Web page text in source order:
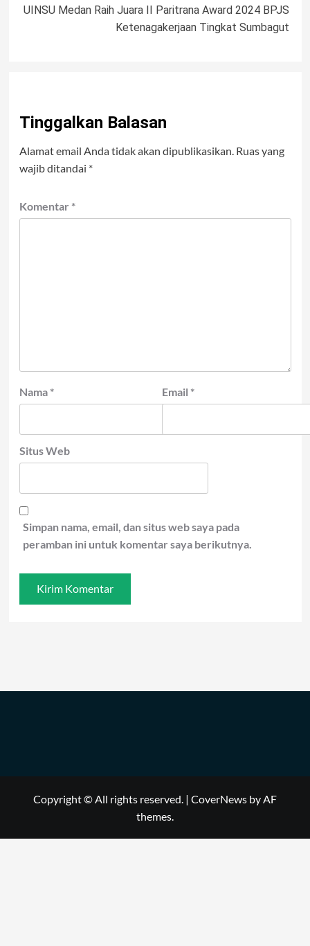
UINSU Medan Raih Juara II Paritrana Award 2024 BPJS
Ketenagakerjaan Tingkat Sumbagut
Tinggalkan Balasan
Alamat email Anda tidak akan dipublikasikan. Ruas yang
wajib ditandai *
Komentar *
Nama * Email *
Situs Web
Simpan nama, email, dan situs web saya pada
peramban ini untuk komentar saya berikutnya.
Copyright © All rights reserved. | CoverNews by AF
themes.